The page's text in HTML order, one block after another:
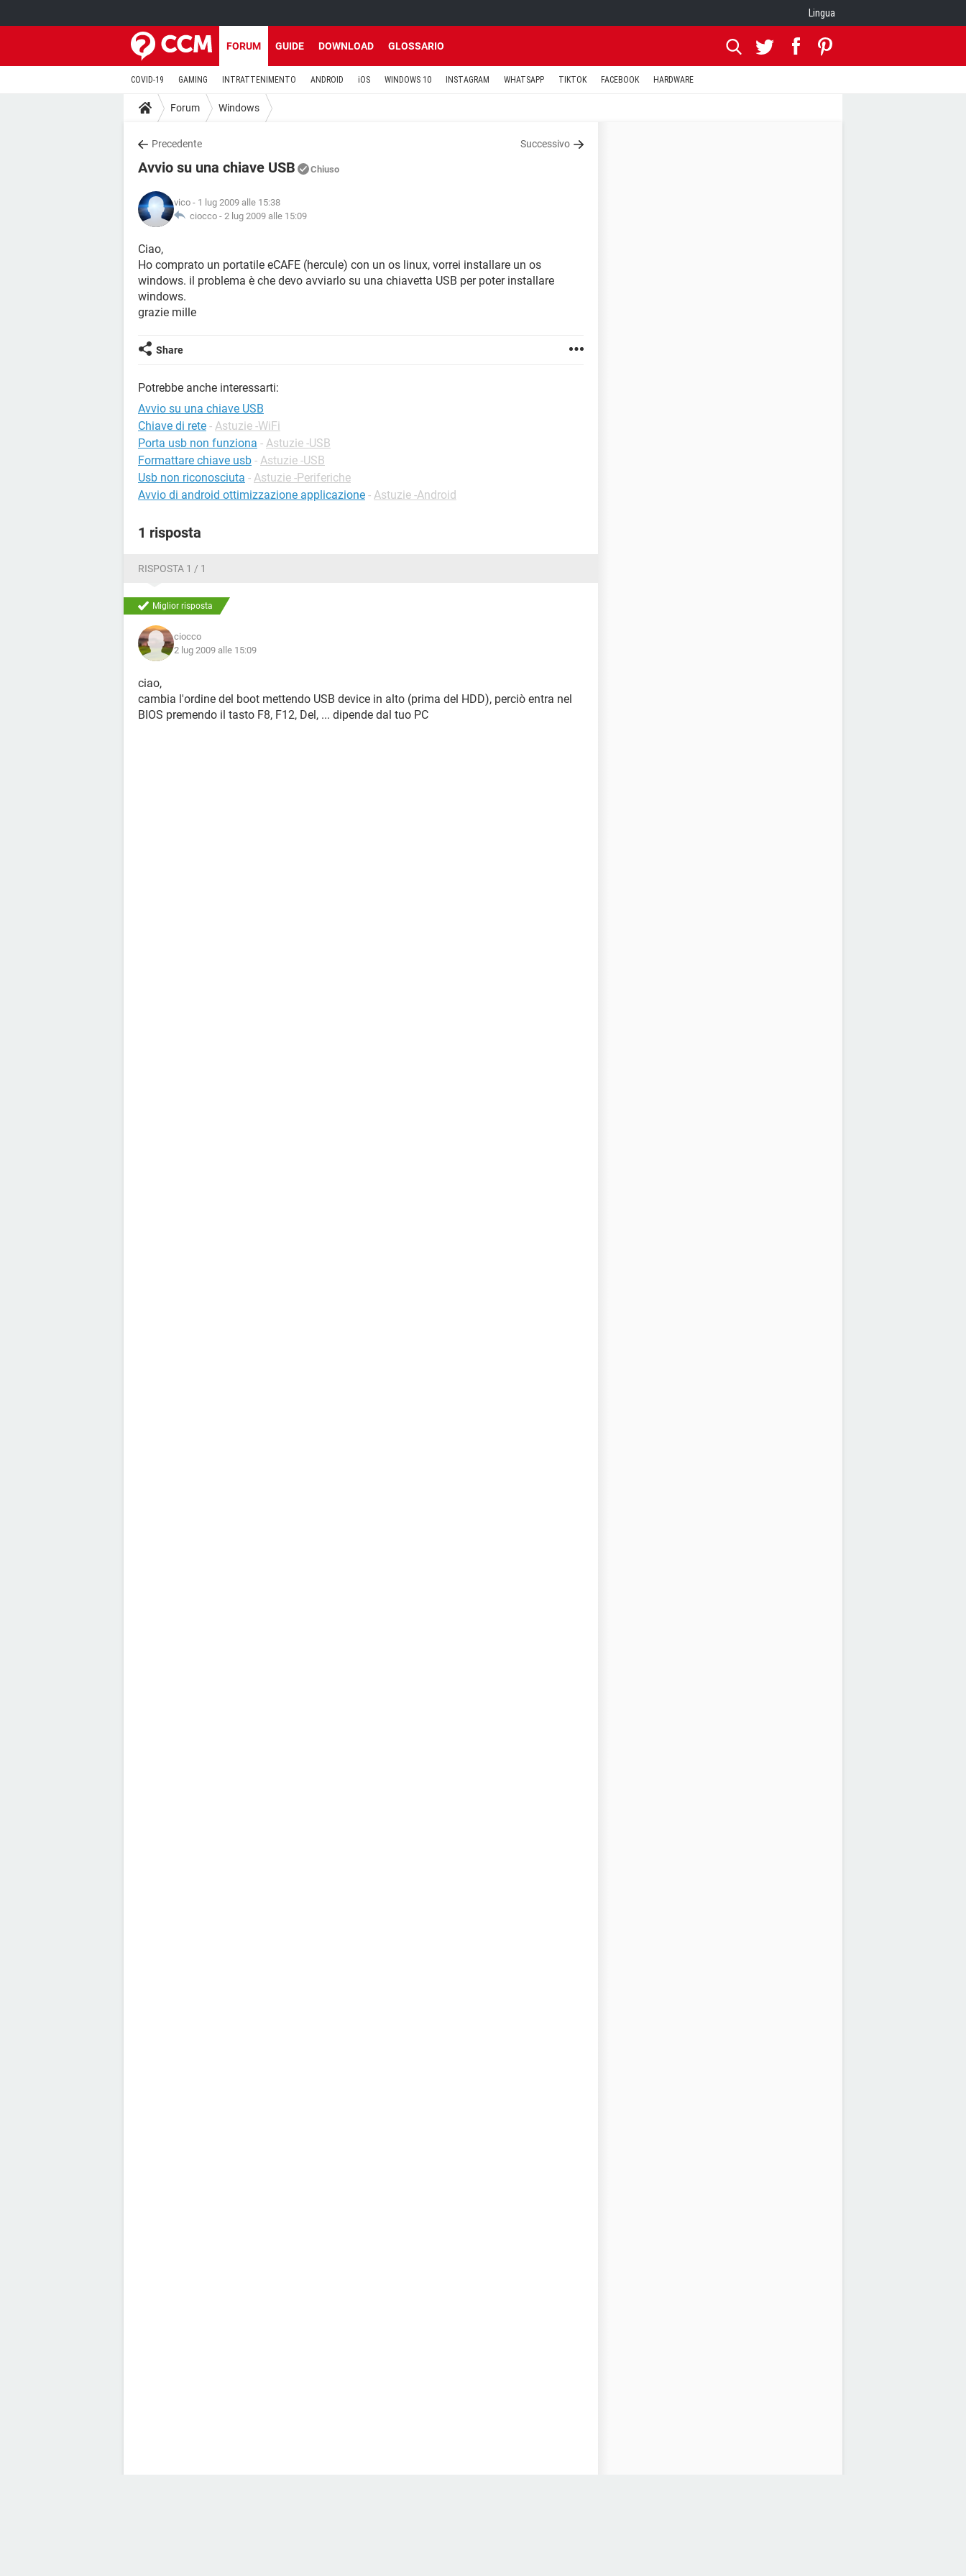
Lingua
FORUM GUIDE DOWNLOAD GLOSSARIO
COVID-19 GAMING INTRATTENIMENTO ANDROID iOS WINDOWS 10 INSTAGRAM WHATSAPP TIKTOK FACEBOOK HARDWARE
Forum Windows
Precedente Successivo
Avvio su una chiave USB Chiuso
vico - 1 lug 2009 alle 15:38
ciocco - 2 lug 2009 alle 15:09
Ciao,
Ho comprato un portatile eCAFE (hercule) con un os linux, vorrei installare un os
windows. il problema è che devo avviarlo su una chiavetta USB per poter installare
windows.
grazie mille
Share
Potrebbe anche interessarti:
Avvio su una chiave USB
Chiave di rete - Astuzie -WiFi
Porta usb non funziona - Astuzie -USB
Formattare chiave usb - Astuzie -USB
Usb non riconosciuta - Astuzie -Periferiche
Avvio di android ottimizzazione applicazione - Astuzie -Android
1 risposta
RISPOSTA 1 / 1
Miglior risposta
ciocco
2 lug 2009 alle 15:09
ciao,
cambia l'ordine del boot mettendo USB device in alto (prima del HDD), perciò entra nel
BIOS premendo il tasto F8, F12, Del, ... dipende dal tuo PC